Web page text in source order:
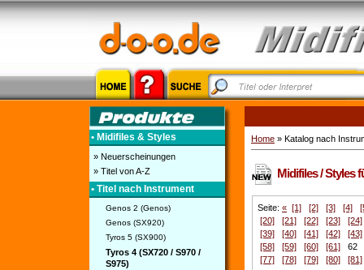
• Midifiles & Styles
» Neuerscheinungen
» Titel von A-Z
• Titel nach Instrument
Genos 2 (Genos)
Genos (SX920)
Tyros 5 (SX900)
Tyros 4 (SX720 / S970 /
S975)
Home » Katalog nach
Midifiles / Styles
Seite: « [1] [2] [3] [4]
[20]
[21] [22] [23]
[24]
[39]
[40] [41] [42]
[43]
[58]
[59] [60] [61] 62
[77]
[78] [79] [80] [81]